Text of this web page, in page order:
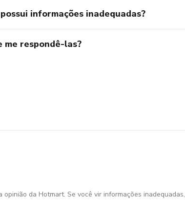
informações inadequadas?
me respondê-las?
da Hotmart. Se você vir informações inadequadas,